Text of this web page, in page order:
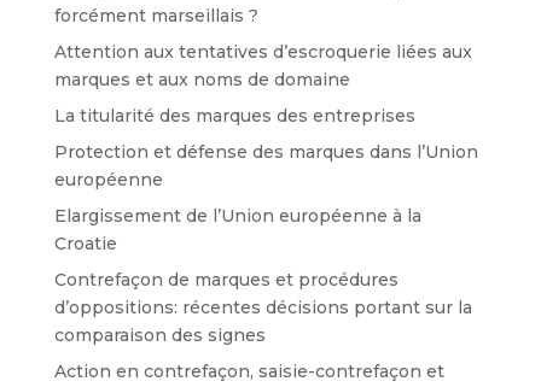
forcément marseillais ?
Attention aux tentatives d’escroquerie liées aux
marques et aux noms de domaine
La titularité des marques des entreprises
Protection et défense des marques dans l’Union
européenne
Elargissement de l’Union européenne à la
Croatie
Contrefaçon de marques et procédures
d’oppositions: récentes décisions portant sur la
comparaison des signes
Action en contrefaçon, saisie-contrefaçon et